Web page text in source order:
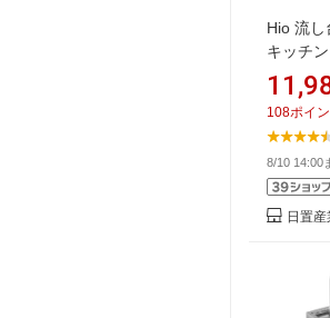
Hio 流し
キッチ
ク タオ
調理台
ンク キ
108ポイン
8/10 14:00
日置産